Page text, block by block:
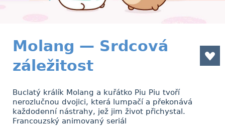
Molang — Srdcová
záležitost
Buclatý králík Molang a kuřátko Piu Piu tvoří
nerozlučnou dvojici, která lumpačí a překonává
každodenní nástrahy, jež jim život přichystal.
Francouzský animovaný seriál